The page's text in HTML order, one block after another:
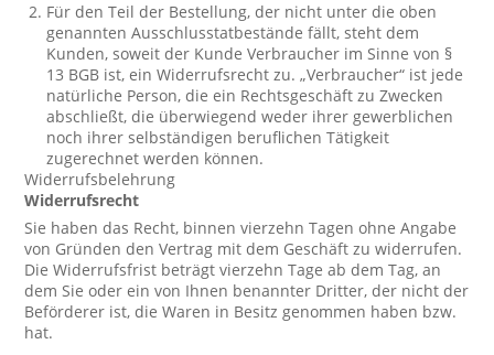
Für den Teil der Bestellung, der nicht unter die oben
genannten Ausschlusstatbestände fällt, steht dem
Kunden, soweit der Kunde Verbraucher im Sinne von §
13 BGB ist, ein Widerrufsrecht zu. „Verbraucher“ ist jede
natürliche Person, die ein Rechtsgeschäft zu Zwecken
abschließt, die überwiegend weder ihrer gewerblichen
noch ihrer selbständigen beruflichen Tätigkeit
zugerechnet werden können.
Widerrufsbelehrung
Widerrufsrecht
Sie haben das Recht, binnen vierzehn Tagen ohne Angabe
von Gründen den Vertrag mit dem Geschäft zu widerrufen.
Die Widerrufsfrist beträgt vierzehn Tage ab dem Tag, an
dem Sie oder ein von Ihnen benannter Dritter, der nicht der
Beförderer ist, die Waren in Besitz genommen haben bzw.
hat.